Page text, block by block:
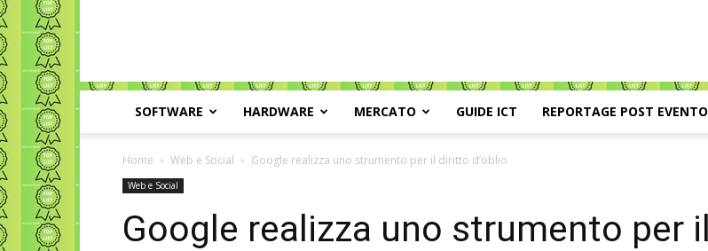
SOFTWARE HARDWARE MERCATO GUIDE ICT REPORTAGE POST EVENTO
Home Web e Social Google realizza uno strumento per il diritto d’oblio
Web e Social
Google realizza uno strumento per il